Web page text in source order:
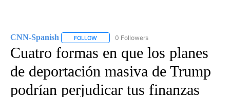
CNN-Spanish FOLLOW FOLLOW "CNN-SPANISH" TO RECEIVE
0 Followers
Cuatro formas en que los planes
de deportación masiva de Trump
podrían perjudicar tus finanzas